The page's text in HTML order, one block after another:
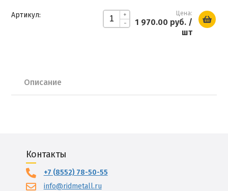
+
-
Цена:
1 970.00 руб./
шт
Артикул:
Описание
Контакты
+7 (8552) 78-50-55
info@ridmetall.ru